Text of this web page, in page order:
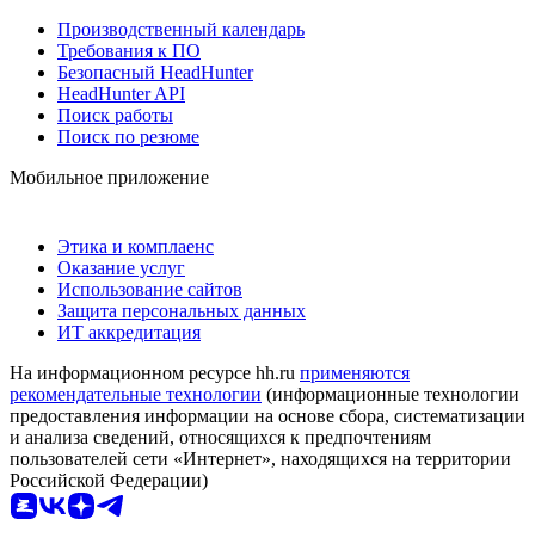
Производственный календарь
Требования к ПО
Безопасный HeadHunter
HeadHunter API
Поиск работы
Поиск по резюме
Мобильное приложение
Этика и комплаенс
Оказание услуг
Использование сайтов
Защита персональных данных
ИТ аккредитация
На информационном ресурсе hh.ru применяются
рекомендательные технологии (информационные технологии
предоставления информации на основе сбора, систематизации
и анализа сведений, относящихся к предпочтениям
пользователей сети «Интернет», находящихся на территории
Российской Федерации)